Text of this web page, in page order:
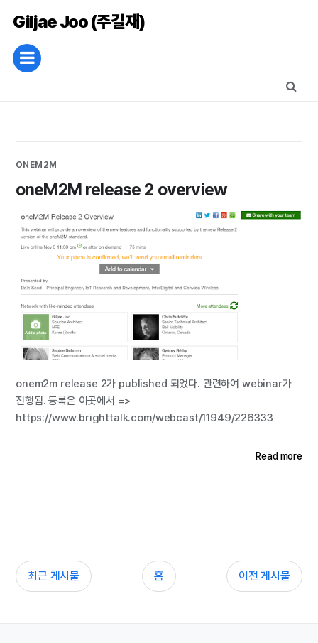
Giljae Joo (주길재)
ONEM2M
oneM2M release 2 overview
onem2m release 2가 published 되었다. 관련하여 webinar가
진행됨. 등록은 이곳에서 =>
https://www.brighttalk.com/webcast/11949/226333
Read more
최근 게시물 이전 게시물
홈